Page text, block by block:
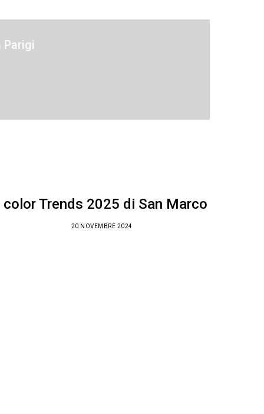
Parigi
color Trends 2025 di San Marco
20 NOVEMBRE 2024